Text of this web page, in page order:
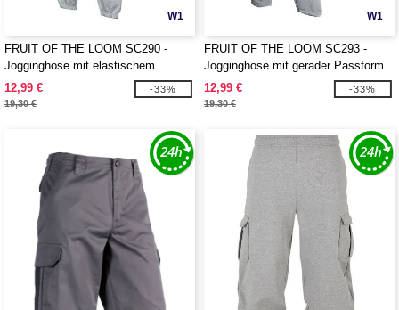
W1
FRUIT OF THE LOOM SC290 -
Jogginghose mit elastischem
Beinabschluss
12,99 €
19,30 €
-33%
W1
FRUIT OF THE LOOM SC293 -
Jogginghose mit gerader Passform
für Herren
12,99 €
19,30 €
-33%